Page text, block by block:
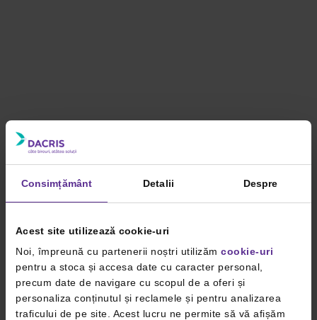
Consimțământ Detalii Despre
Acest site utilizează cookie-uri
Noi, împreună cu partenerii noștri utilizăm cookie-uri
pentru a stoca și accesa date cu caracter personal,
precum date de navigare cu scopul de a oferi și
personaliza conținutul și reclamele și pentru analizarea
traficului de pe site. Acest lucru ne permite să vă afișăm